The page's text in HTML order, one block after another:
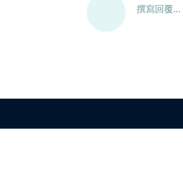
撰寫回覆...